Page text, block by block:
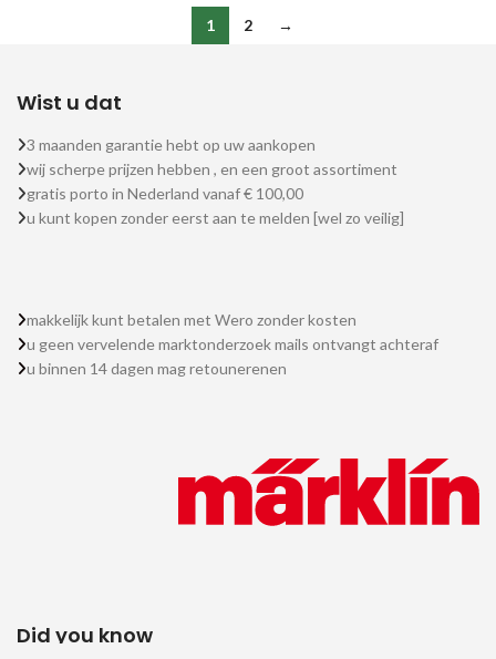
1 2 →
Wist u dat
3 maanden garantie hebt op uw aankopen
wij scherpe prijzen hebben , en een groot assortiment
gratis porto in Nederland vanaf € 100,00
u kunt kopen zonder eerst aan te melden [wel zo veilig]
makkelijk kunt betalen met Wero zonder kosten
u geen vervelende marktonderzoek mails ontvangt achteraf
u binnen 14 dagen mag retounerenen
Did you know